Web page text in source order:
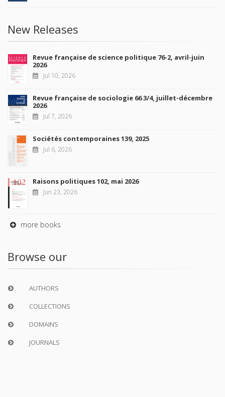
New Releases
Revue française de science politique 76-2, avril-juin
2026
Jul 10, 2026
Revue française de sociologie 66 3/4, juillet-décembre
2026
Jul 7, 2026
Sociétés contemporaines 139, 2025
Jul 6, 2026
Raisons politiques 102, mai 2026
Jun 23, 2026
more books
Browse our
AUTHORS
COLLECTIONS
DOMAINS
JOURNALS